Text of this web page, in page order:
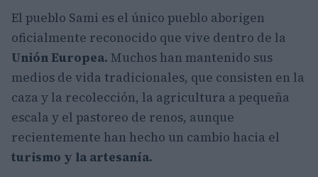
El pueblo Sami es el único pueblo aborigen
oficialmente reconocido que vive dentro de la
Unión Europea. Muchos han mantenido sus
medios de vida tradicionales, que consisten en la
caza y la recolección, la agricultura a pequeña
escala y el pastoreo de renos, aunque
recientemente han hecho un cambio hacia el
turismo y la artesanía.